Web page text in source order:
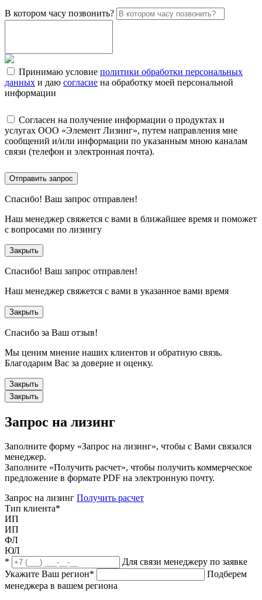
В котором часу позвонить?
Принимаю условие политики обработки персональных
данных и даю согласие на обработку моей персональной
информации
Согласен на получение информации о продуктах и
услугах ООО «Элемент Лизинг», путем направления мне
сообщений и/или информации по указанным мною каналам
связи (телефон и электронная почта).
Отправить запрос
Спасибо! Ваш запрос отправлен!
Наш менеджер свяжется с вами в ближайшее время и поможет
с вопросами по лизингу
Закрыть
Спасибо! Ваш запрос отправлен!
Наш менеджер свяжется с вами в указанное вами время
Закрыть
Спасибо за Ваш отзыв!
Мы ценим мнение наших клиентов и обратную связь.
Благодарим Вас за доверие и оценку.
Закрыть
Закрыть
Запрос на лизинг
Заполните форму «Запрос на лизинг», чтобы с Вами связался
менеджер.
Заполните «Получить расчет», чтобы получить коммерческое
предложение в формате PDF на электронную почту.
Запрос на лизинг Получить расчет
Тип клиента*
ИП
ИП
ФЛ
ЮЛ
*
Для связи менеджеру по заявке
Укажите Ваш регион*
Подберем
менеджера в вашем региона